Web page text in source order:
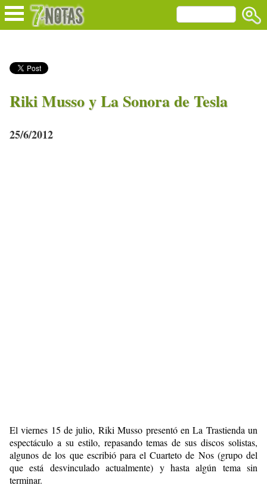
Riki Musso y La Sonora de Tesla
25/6/2012
El viernes 15 de julio, Riki Musso presentó en La Trastienda un
espectáculo a su estilo, repasando temas de sus discos solistas,
algunos de los que escribió para el Cuarteto de Nos (grupo del
que está desvinculado actualmente) y hasta algún tema sin
terminar.